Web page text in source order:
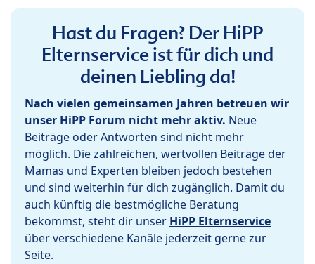
Hast du Fragen? Der HiPP
Elternservice ist für dich und
deinen Liebling da!
Nach vielen gemeinsamen Jahren betreuen wir
unser HiPP Forum nicht mehr aktiv. Neue
Beiträge oder Antworten sind nicht mehr
möglich. Die zahlreichen, wertvollen Beiträge der
Mamas und Experten bleiben jedoch bestehen
und sind weiterhin für dich zugänglich. Damit du
auch künftig die bestmögliche Beratung
bekommst, steht dir unser HiPP Elternservice
über verschiedene Kanäle jederzeit gerne zur
Seite.